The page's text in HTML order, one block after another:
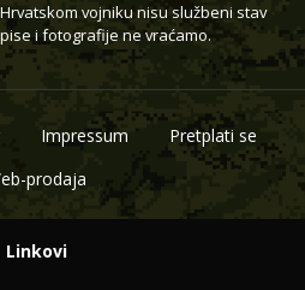
vojniku nisu službeni stav
i fotografije ne vraćamo.
Impressum
Pretplati se
prodaja
Linkovi